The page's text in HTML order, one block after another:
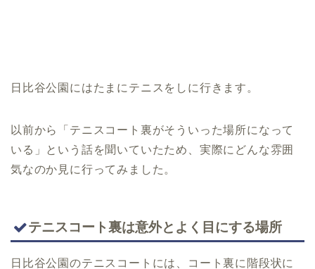
日比谷公園にはたまにテニスをしに行きます。
以前から「テニスコート裏がそういった場所になって
いる」という話を聞いていたため、実際にどんな雰囲
気なのか見に行ってみました。
テニスコート裏は意外とよく目にする場所
日比谷公園のテニスコートには、コート裏に階段状に